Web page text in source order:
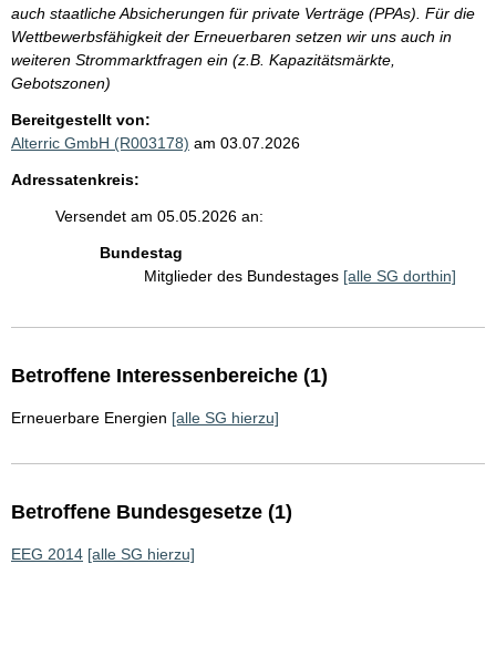
auch staatliche Absicherungen für private Verträge (PPAs). Für die
Wettbewerbsfähigkeit der Erneuerbaren setzen wir uns auch in
weiteren Strommarktfragen ein (z.B. Kapazitätsmärkte,
Gebotszonen)
Bereitgestellt von:
Alterric GmbH (R003178) am 03.07.2026
Adressatenkreis:
Versendet am 05.05.2026 an:
Bundestag
Mitglieder des Bundestages [alle SG dorthin]
Betroffene Interessenbereiche (1)
Erneuerbare Energien [alle SG hierzu]
Betroffene Bundesgesetze (1)
EEG 2014 [alle SG hierzu]